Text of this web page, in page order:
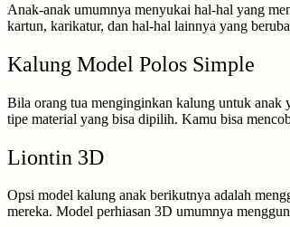
Anak-anak umumnya menyukai hal-hal yang
kartun, karikatur, dan hal-hal lainnya yang
Kalung Model Polos Simple
Bila orang tua menginginkan kalung untuk
tipe material yang bisa dipilih. Kamu bisa
Liontin 3D
Opsi model kalung anak berikutnya adalah
mereka. Model perhiasan 3D umumnya